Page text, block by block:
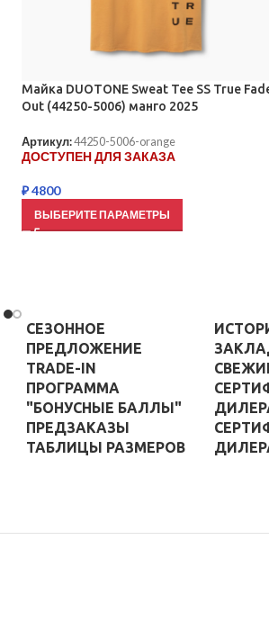
Майка DUOTONE Sweat Tee SS True
Out (44250-5006) манго 2025
Артикул:44250-5006-orange
ДОСТУПЕН ДЛЯ ЗАКАЗА
₽4800
ВЫБЕРИТЕ ПАРАМЕТРЫ
СЕЗОННОЕ
ПРЕДЛОЖЕНИЕ
TRADE-IN
ПРОГРАММА
"БОНУСНЫЕ БАЛЛЫ"
ПРЕДЗАКАЗЫ
ТАБЛИЦЫ РАЗМЕРОВ